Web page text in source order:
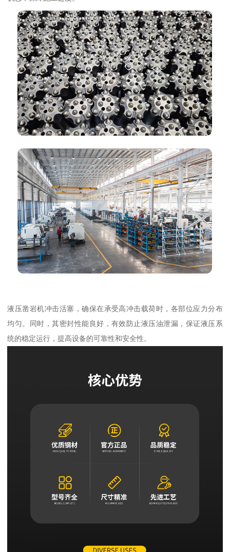
液压凿岩机冲击活塞，确保在承受高冲击载荷时，各部位应力分布
均匀。同时，其密封性能良好，有效防止液压油泄漏，保证液压系
统的稳定运行，提高设备的可靠性和安全性。